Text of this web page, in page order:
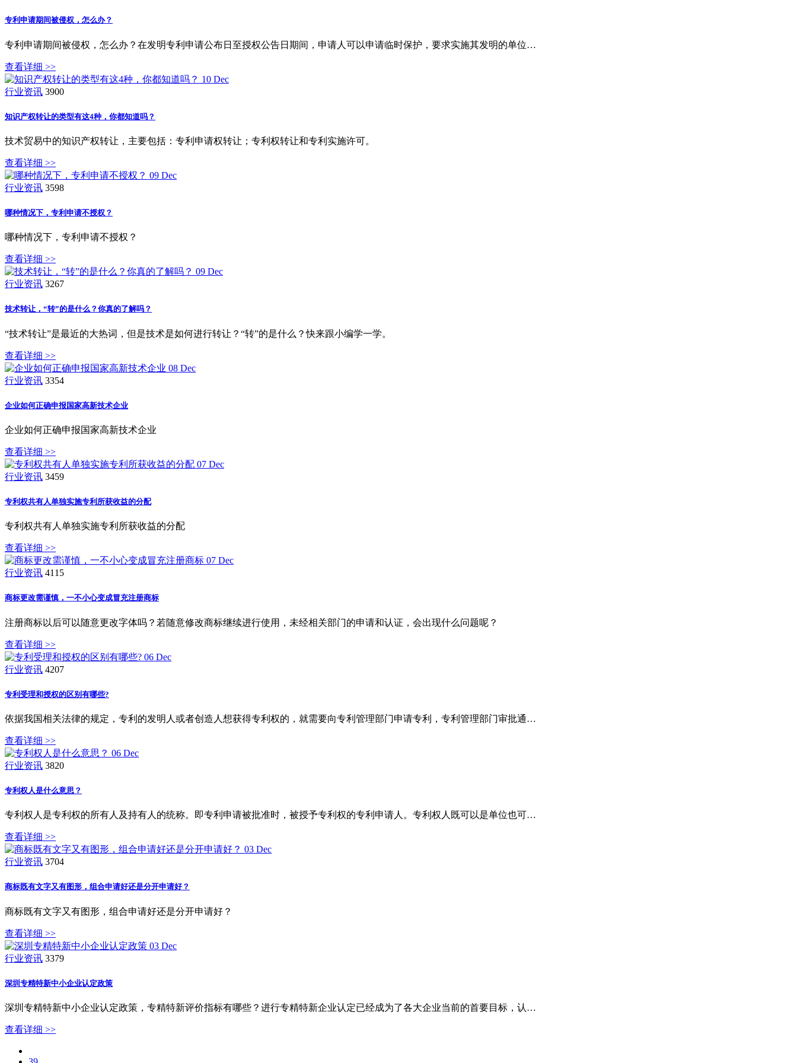
专利申请期间被侵权，怎么办？
专利申请期间被侵权，怎么办？在发明专利申请公布日至授权公告日期间，申请人可以申请临时保护，要求实施其发明的单位…
查看详细 >>
10 Dec
行业资讯 3900
知识产权转让的类型有这4种，你都知道吗？
技术贸易中的知识产权转让，主要包括：专利申请权转让；专利权转让和专利实施许可。
查看详细 >>
09 Dec
行业资讯 3598
哪种情况下，专利申请不授权？
哪种情况下，专利申请不授权？
查看详细 >>
09 Dec
行业资讯 3267
技术转让，“转”的是什么？你真的了解吗？
“技术转让”是最近的大热词，但是技术是如何进行转让？“转”的是什么？快来跟小编学一学。
查看详细 >>
08 Dec
行业资讯 3354
企业如何正确申报国家高新技术企业
企业如何正确申报国家高新技术企业
查看详细 >>
07 Dec
行业资讯 3459
专利权共有人单独实施专利所获收益的分配
专利权共有人单独实施专利所获收益的分配
查看详细 >>
07 Dec
行业资讯 4115
商标更改需谨慎，一不小心变成冒充注册商标
注册商标以后可以随意更改字体吗？若随意修改商标继续进行使用，未经相关部门的申请和认证，会出现什么问题呢？
查看详细 >>
06 Dec
行业资讯 4207
专利受理和授权的区别有哪些?
依据我国相关法律的规定，专利的发明人或者创造人想获得专利权的，就需要向专利管理部门申请专利，专利管理部门审批通…
查看详细 >>
06 Dec
行业资讯 3820
专利权人是什么意思？
专利权人是专利权的所有人及持有人的统称。即专利申请被批准时，被授予专利权的专利申请人。专利权人既可以是单位也可…
查看详细 >>
03 Dec
行业资讯 3704
商标既有文字又有图形，组合申请好还是分开申请好？
商标既有文字又有图形，组合申请好还是分开申请好？
查看详细 >>
03 Dec
行业资讯 3379
深圳专精特新中小企业认定政策
深圳专精特新中小企业认定政策，专精特新评价指标有哪些？进行专精特新企业认定已经成为了各大企业当前的首要目标，认…
查看详细 >>